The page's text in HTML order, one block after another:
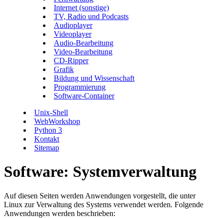
Internet (sonstige)
TV, Radio und Podcasts
Audioplayer
Videoplayer
Audio-Bearbeitung
Video-Bearbeitung
CD-Ripper
Grafik
Bildung und Wissenschaft
Programmierung
Software-Container
Unix-Shell
WebWorkshop
Python 3
Kontakt
Sitemap
Software: Systemverwaltung
Auf diesen Seiten werden Anwendungen vorgestellt, die unter
Linux zur Verwaltung des Systems verwendet werden. Folgende
Anwendungen werden beschrieben: